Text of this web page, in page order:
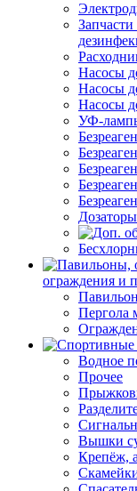
Насосы
Насосы
Насосы
УФ-
ограждения и
Пергола
Водное
Прочее
Вышки
Крепёж,